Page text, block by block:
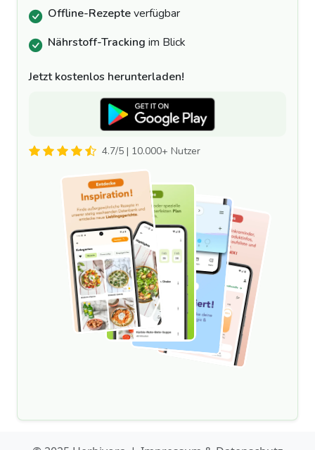
Offline-Rezepteverfügbar
Nährstoff-Tracking im Blick
Jetzt kostenlos herunterladen!
4.7/5 | 10.000+ Nutzer